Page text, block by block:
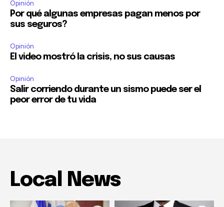
Opinión
Por qué algunas empresas pagan menos por
sus seguros?
Opinión
El video mostró la crisis, no sus causas
Opinión
Salir corriendo durante un sismo puede ser el
peor error de tu vida
Local News